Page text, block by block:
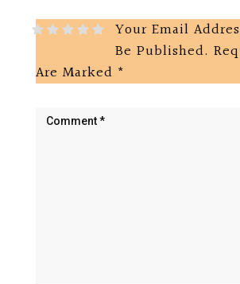
Your Email
Be Published.
Are Marked *